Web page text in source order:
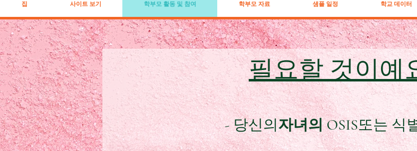
집 사이트 보기 학부모 활동 및 참여 학부모 자료 샘플 일정 학교 데이터
필요할 것이예
- 당신의자녀의 OSIS또는 식